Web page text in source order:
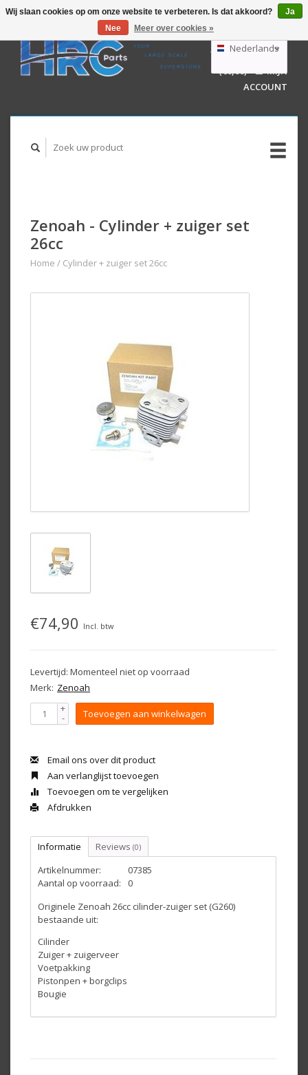
GBP
AUD
Nederlands
Deutsch
English
WINKELWAGEN
(€0,00)
MIJN
ACCOUNT
Zenoah - Cylinder + zuiger set
26cc
Home / Cylinder + zuiger set 26cc
€74,90 Incl. btw
Levertijd: Momenteel niet op voorraad
Merk: Zenoah
+
- Toevoegen aan winkelwagen
Email ons over dit product
Aan verlanglijst toevoegen
Toevoegen om te vergelijken
Afdrukken
Informatie Reviews (0)
Artikelnummer:
07385
Aantal op voorraad:
0
Originele Zenoah 26cc cilinder-zuiger set (G260)
bestaande uit:
Cilinder
Zuiger + zuigerveer
Voetpakking
Pistonpen + borgclips
Bougie
Wij slaan cookies op om onze website te verbeteren. Is dat akkoord?
Ja
Nee
Meer over cookies »